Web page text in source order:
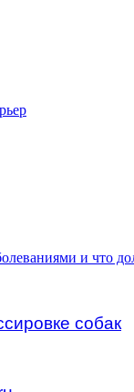
и что
собак